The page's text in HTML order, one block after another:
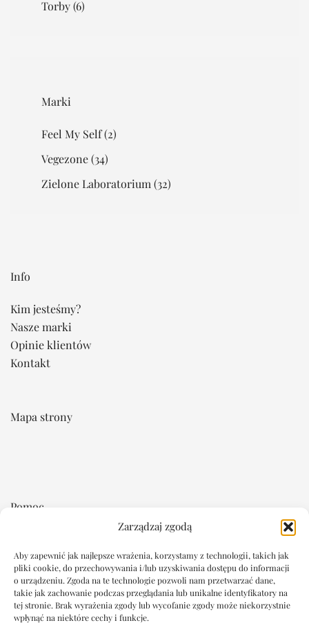
Zarządzaj zgodą
Aby zapewnić jak najlepsze wrażenia, korzystamy z technologii, takich jak
pliki cookie, do przechowywania i/lub uzyskiwania dostępu do informacji
o urządzeniu. Zgoda na te technologie pozwoli nam przetwarzać dane,
takie jak zachowanie podczas przeglądania lub unikalne identyfikatory na
tej stronie. Brak wyrażenia zgody lub wycofanie zgody może niekorzystnie
wpłynąć na niektóre cechy i funkcje.
Torby(6)
Marki
Feel My Self(2)
Vegezone(34)
Zielone Laboratorium (32)
Info
Kim jesteśmy?
Nasze marki
Opinie klientów
Kontakt
Mapa strony
Pomoc
Płatność i dostawa
Reklamacje i zwroty
Dokumenty